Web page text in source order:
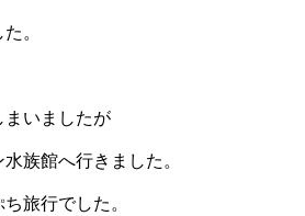
。
まいましたが
族館へ行きました。
旅行でした。